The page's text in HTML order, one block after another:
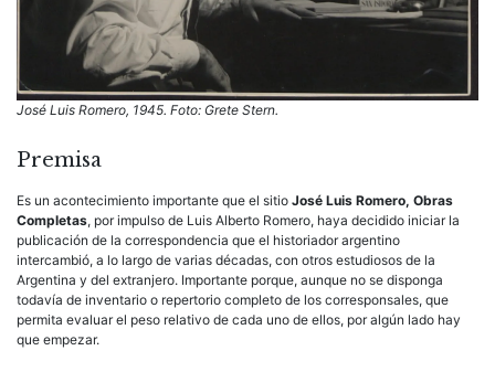
José Luis Romero, 1945. Foto: Grete Stern.
Premisa
Es un acontecimiento importante que el sitio José Luis Romero, Obras
Completas, por impulso de Luis Alberto Romero, haya decidido iniciar la
publicación de la correspondencia que el historiador argentino
intercambió, a lo largo de varias décadas, con otros estudiosos de la
Argentina y del extranjero. Importante porque, aunque no se disponga
todavía de inventario o repertorio completo de los corresponsales, que
permita evaluar el peso relativo de cada uno de ellos, por algún lado hay
que empezar.